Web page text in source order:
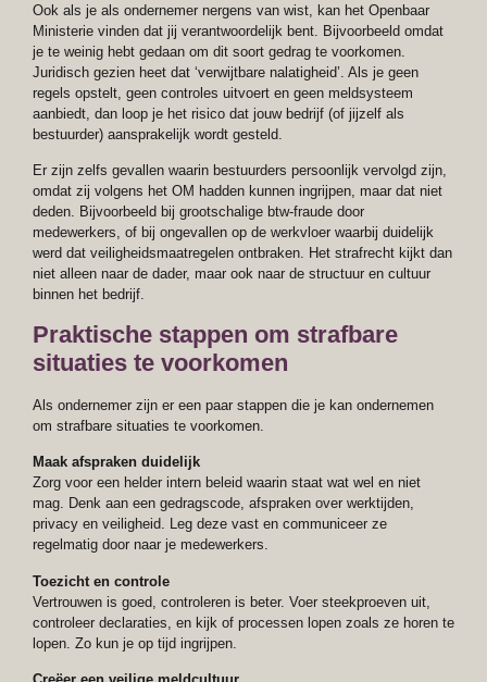
Ook als je als ondernemer nergens van wist, kan het Openbaar
Ministerie vinden dat jij verantwoordelijk bent. Bijvoorbeeld omdat
je te weinig hebt gedaan om dit soort gedrag te voorkomen.
Juridisch gezien heet dat ‘verwijtbare nalatigheid’. Als je geen
regels opstelt, geen controles uitvoert en geen meldsysteem
aanbiedt, dan loop je het risico dat jouw bedrijf (of jijzelf als
bestuurder) aansprakelijk wordt gesteld.
Er zijn zelfs gevallen waarin bestuurders persoonlijk vervolgd zijn,
omdat zij volgens het OM hadden kunnen ingrijpen, maar dat niet
deden. Bijvoorbeeld bij grootschalige btw-fraude door
medewerkers, of bij ongevallen op de werkvloer waarbij duidelijk
werd dat veiligheidsmaatregelen ontbraken. Het strafrecht kijkt dan
niet alleen naar de dader, maar ook naar de structuur en cultuur
binnen het bedrijf.
Praktische stappen om strafbare
situaties te voorkomen
Als ondernemer zijn er een paar stappen die je kan ondernemen
om strafbare situaties te voorkomen.
Maak afspraken duidelijk
Zorg voor een helder intern beleid waarin staat wat wel en niet
mag. Denk aan een gedragscode, afspraken over werktijden,
privacy en veiligheid. Leg deze vast en communiceer ze
regelmatig door naar je medewerkers.
Toezicht en controle
Vertrouwen is goed, controleren is beter. Voer steekproeven uit,
controleer declaraties, en kijk of processen lopen zoals ze horen te
lopen. Zo kun je op tijd ingrijpen.